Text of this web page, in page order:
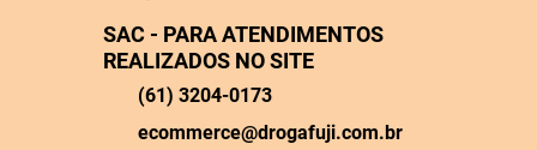
SAC - PARA ATENDIMENTOS
REALIZADOS NO SITE
(61) 3204-0173
ecommerce@drogafuji.com.br